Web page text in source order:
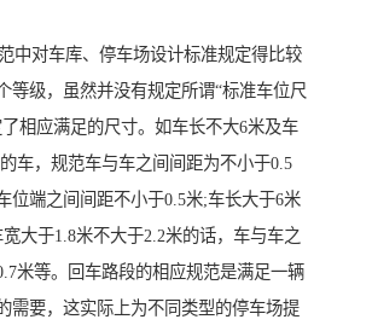
中对车库、停车场设计标准规定得比较
等级，虽然并没有规定所谓“标准车位尺
相应满足的尺寸。如车长不大6米及车
车，规范车与车之间间距为不小于0.5
位端之间间距不小于0.5米;车长大于6米
大于1.8米不大于2.2米的话，车与车之
米等。回车路段的相应规范是满足一辆
需要，这实际上为不同类型的停车场提